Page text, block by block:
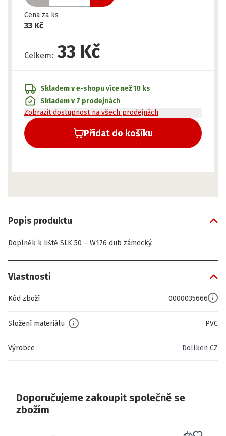
Cena za ks
33 Kč
Celkem: 33 Kč
Přidat do košíku
Skladem v e-shopuvíce než 10 ks
Skladem v 7 prodejnách
Zobrazit dostupnost na všech prodejnách
Popis produktu
Doplněk k liště SLK 50 – W176 dub zámecký.
Vlastnosti
Kód zboží 0000035666
Složení materiálu PVC
Výrobce Döllken CZ
Doporučujeme zakoupit společně se
zbožím